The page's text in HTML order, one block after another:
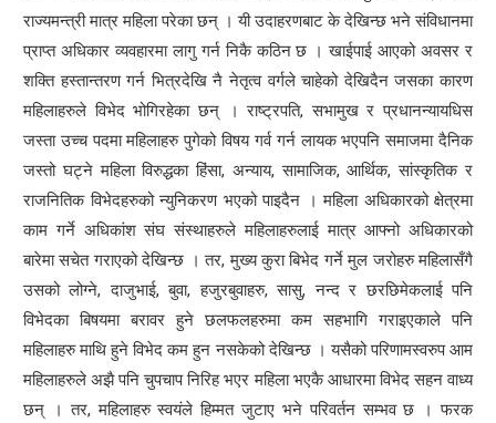
राज्यमन्त्री मात्र महिला परेका छन् । यी उदाहरणबाट के देखिन्छ भने संविधानमा
प्राप्त अधिकार व्यवहारमा लागु गर्न निकै कठिन छ । खाईपाई आएको अवसर र
शक्ति हस्तान्तरण गर्न भित्रदेखि नै नेतृत्व वर्गले चाहेको देखिदैन जसका कारण
महिलाहरुले विभेद भोगिरहेका छन् । राष्ट्रपति, सभामुख र प्रधानन्यायधिस
जस्ता उच्च पदमा महिलाहरु पुगेको विषय गर्व गर्न लायक भएपनि समाजमा दैनिक
जस्तो घट्ने महिला विरुद्धका हिंसा, अन्याय, सामाजिक, आर्थिक, सांस्कृतिक र
राजनितिक विभेदहरुको न्युनिकरण भएको पाइदैन । महिला अधिकारको क्षेत्रमा
काम गर्ने अधिकांश संघ संस्थाहरुले महिलाहरुलाई मात्र आफ्नो अधिकारको
बारेमा सचेत गराएको देखिन्छ । तर, मुख्य कुरा बिभेद गर्ने मुल जरोहरु महिलासँगै
उसको लोग्ने, दाजुभाई, बुवा, हजुरबुवाहरु, सासु, नन्द र छरछिमेकलाई पनि
विभेदका बिषयमा बरावर हुने छलफलहरुमा कम सहभागि गराइएकाले पनि
महिलाहरु माथि हुने विभेद कम हुन नसकेको देखिन्छ । यसैको परिणामस्वरुप आम
महिलाहरुले अझै पनि चुपचाप निरिह भएर महिला भएकै आधारमा विभेद सहन वाध्य
छन् । तर, महिलाहरु स्वयंले हिम्मत जुटाए भने परिवर्तन सम्भव छ । फरक